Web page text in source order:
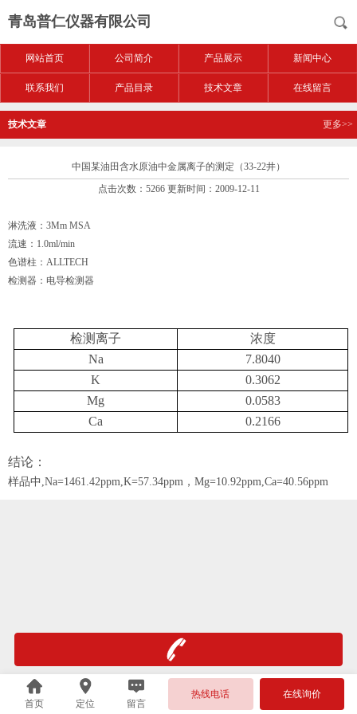
青岛普仁仪器有限公司
网站首页 公司简介 产品展示 新闻中心
联系我们 产品目录 技术文章 在线留言
技术文章 更多>>
中国某油田含水原油中金属离子的测定（33-22井）
点击次数：5266 更新时间：2009-12-11
淋洗液：3Mm MSA
流速：1.0ml/min
色谱柱：ALLTECH
检测器：电导检测器
检测离子
浓度
Na
7.8040
K
0.3062
Mg
0.0583
Ca
0.2166
结论：
样品中 ,Na=1461.42ppm,K=57.34ppm，Mg=10.92ppm,Ca=40.56ppm
首页 定位 留言
热线电话 在线询价